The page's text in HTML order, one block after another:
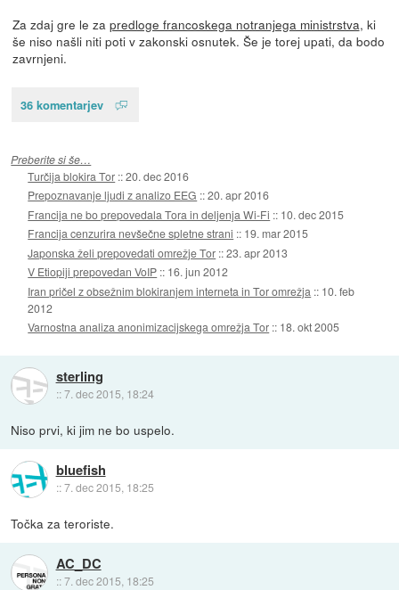
Za zdaj gre le za predloge francoskega notranjega ministrstva, ki
še niso našli niti poti v zakonski osnutek. Še je torej upati, da bodo
zavrnjeni.
36 komentarjev
Preberite si še…
Turčija blokira Tor ::20. dec 2016
Prepoznavanje ljudi z analizo EEG ::20. apr 2016
Francija ne bo prepovedala Tora in deljenja Wi-Fi :: 10. dec 2015
Francija cenzurira nevšečne spletne strani :: 19. mar 2015
Japonska želi prepovedati omrežje Tor ::23. apr 2013
V Etiopiji prepovedan VoIP :: 16. jun 2012
Iran pričel z obsežnim blokiranjem interneta in Tor omrežja :: 10. feb
2012
Varnostna analiza anonimizacijskega omrežja Tor :: 18. okt 2005
sterling
::7. dec 2015, 18:24
Niso prvi, ki jim ne bo uspelo.
bluefish
::7. dec 2015, 18:25
Točka za teroriste.
AC_DC
::7. dec 2015, 18:25